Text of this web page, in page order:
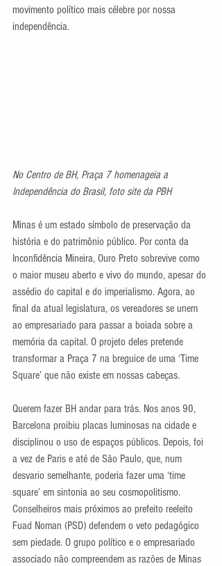
movimento político mais célebre por nossa
independência.
No Centro de BH, Praça 7 homenageia a
Independência do Brasil, foto site da PBH
Minas é um estado símbolo de preservação da
história e do patrimônio público. Por conta da
Inconfidência Mineira, Ouro Preto sobrevive como
o maior museu aberto e vivo do mundo, apesar do
assédio do capital e do imperialismo. Agora, ao
final da atual legislatura, os vereadores se unem
ao empresariado para passar a boiada sobre a
memória da capital. O projeto deles pretende
transformar a Praça 7 na breguice de uma ‘Time
Square’ que não existe em nossas cabeças.
Querem fazer BH andar para trás. Nos anos 90,
Barcelona proibiu placas luminosas na cidade e
disciplinou o uso de espaços públicos. Depois, foi
a vez de Paris e até de São Paulo, que, num
desvario semelhante, poderia fazer uma ‘time
square’ em sintonia ao seu cosmopolitismo.
Conselheiros mais próximos ao prefeito reeleito
Fuad Noman (PSD) defendem o veto pedagógico
sem piedade. O grupo político e o empresariado
associado não compreendem as razões de Minas